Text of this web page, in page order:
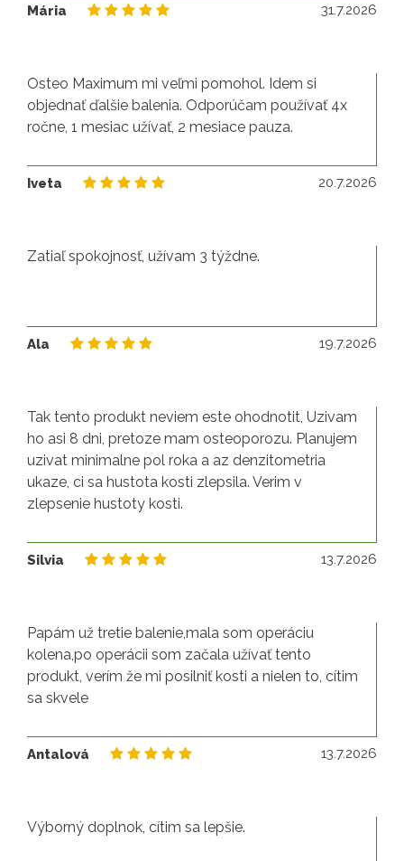
Mária 31.7.2026
Osteo Maximum mi veľmi pomohol. Idem si
objednať ďalšie balenia. Odporúčam používať 4x
ročne, 1 mesiac užívať, 2 mesiace pauza.
Iveta 20.7.2026
Zatiaľ spokojnosť, užívam 3 týždne.
Ala 19.7.2026
Tak tento produkt neviem este ohodnotit, Uzivam
ho asi 8 dni, pretoze mam osteoporozu. Planujem
uzivat minimalne pol roka a az denzitometria
ukaze, ci sa hustota kosti zlepsila. Verim v
zlepsenie hustoty kosti.
Silvia 13.7.2026
Papám už tretie balenie,mala som operáciu
kolena,po operácii som začala užívať tento
produkt, verím že mi posilniť kosti a nielen to, cítim
sa skvele
Antalová 13.7.2026
Výborný doplnok, cítim sa lepšie.